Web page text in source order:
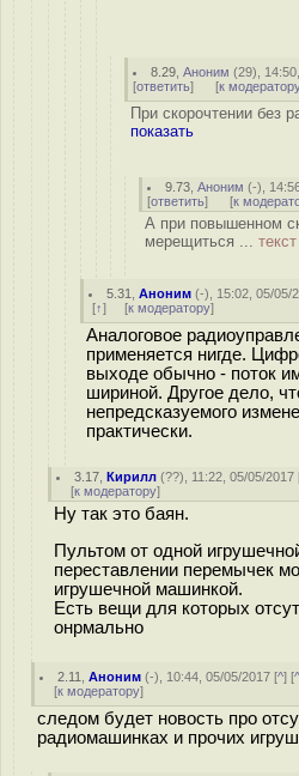
8.29 ,Аноним (29),
[ответить] [к
При скорочтении без
показать
9.73 ,Аноним (-),
[ответить] [к
А при повышенном
мерещиться ...
5.31 ,Аноним (-), 15:02, 05/05/
[↑] [к модератору]
Аналоговое
применяется нигде.
выходе обычно - поток
шириной. Другое дело,
непредсказуемого
практически.
3.17 ,Кирилл (??), 11:22, 05/05/2017
[к модератору]
Ну так это баян.
Пультом от одной
переставлении перемычек
игрушечной машинкой.
Есть вещи для которых
онрмально
2.11 ,Аноним (-), 10:44, 05/05/2017 [^] [
[к модератору]
следом будет новость про
радиомашинках и прочих